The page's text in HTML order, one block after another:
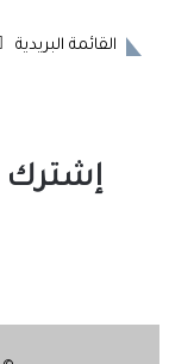
القائمة البريدية
إشترك